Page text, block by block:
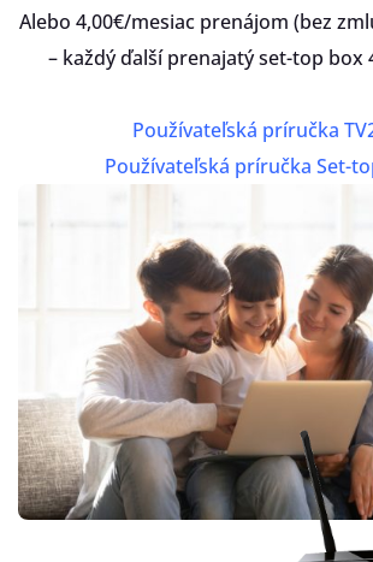
Alebo 4,00€/mesiac prenájom (bez
– každý ďalší prenajatý set-top box
Používateľská príručka
Používateľská príručka Set-